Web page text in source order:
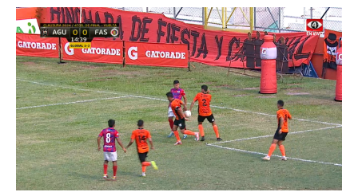
s
e
c
o
n
d
s